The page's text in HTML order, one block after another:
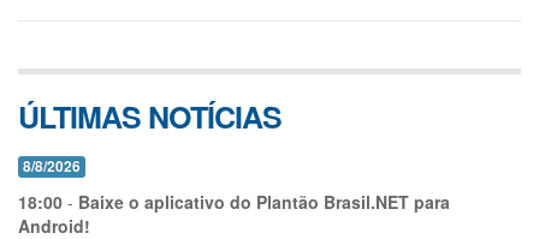
ÚLTIMAS NOTÍCIAS
8/8/2026
18:00 - Baixe o aplicativo do Plantão Brasil.NET para
Android!